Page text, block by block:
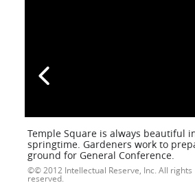
Temple Square is always beautiful
springtime. Gardeners work to
ground for General Conference.
© 2012 Intellectual Reserve, Inc. All rights
reserved.